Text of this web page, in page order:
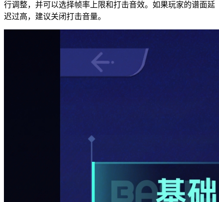
行调整，并可以选择帧率上限和打击音效。如果玩家的谱面延
迟过高，建议关闭打击音量。